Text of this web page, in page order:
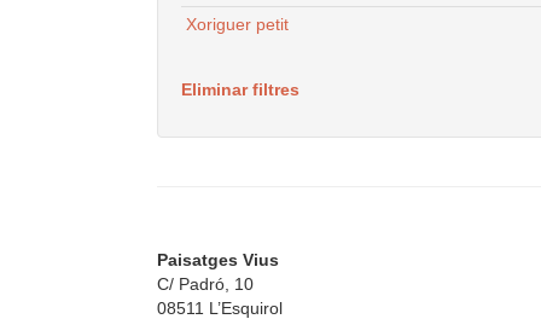
Xoriguer petit
Eliminar filtres
Paisatges Vius
C/ Padró, 10
08511 L’Esquirol